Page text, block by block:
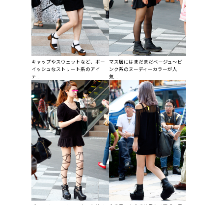
キャップやスウェットなど、ボー
イッシュなストリート系のアイ
テ...
マス層にはまだまだベージュ〜ピ
ンク系のヌーディーカラーが人
気...